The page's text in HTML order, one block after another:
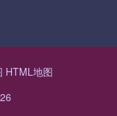
HTML地图